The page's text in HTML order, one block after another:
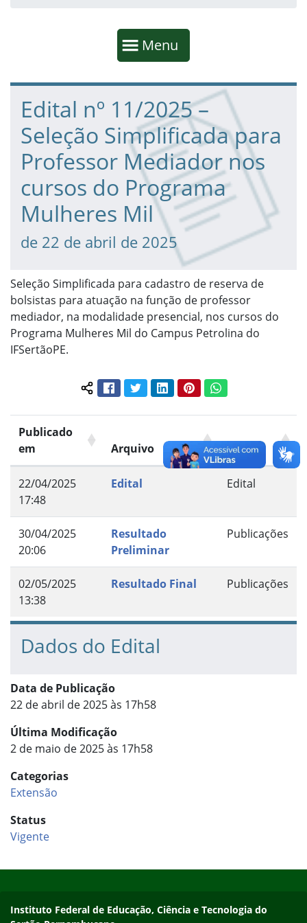
Mostrar
Menu
Fim da navegação
Início do conteúdo
Edital nº 11/2025 –
Seleção Simplificada para
Professor Mediador nos
cursos do Programa
Mulheres Mil
de 22 de abril de 2025
Seleção Simplificada para cadastro de reserva de
bolsistas para atuação na função de professor
mediador, na modalidade presencial, nos cursos do
Programa Mulheres Mil do Campus Petrolina do
IFSertãoPE.
Compartilhar conteúdo:
FacebookTwitterLinkedInPinterestWhatsApp
Publicado
em
Arquivo Grupo
22/04/2025
17:48
Edital Edital
30/04/2025
20:06
Resultado
Preliminar
Publicações
02/05/2025
13:38
Resultado Final Publicações
Dados do Edital
Data de Publicação
22 de abril de 2025 às 17h58
Última Modificação
2 de maio de 2025 às 17h58
Categorias
Extensão
Status
Vigente
Endereço
Instituto Federal de Educação, Ciência e Tecnologia do